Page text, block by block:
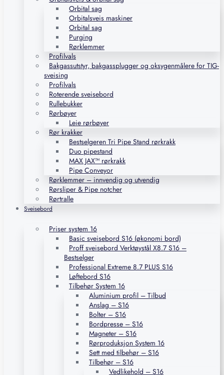
Orbital sag
Orbitalsveis maskiner
Orbital sag
Purging
Rørklemmer
Profilvals
Bakgassutstyr, bakgassplugger og oksygenmålere for TIG-
sveising
Profilvals
Roterende sveisebord
Rullebukker
Rørbøyer
Leie rørbøyer
Rør krakker
Bestselgeren Tri Pipe Stand rørkrakk
Duo pipestand
MAX JAX™ rørkrakk
Pipe Conveyor
Rørklemmer – innvendig og utvendig
Rørsliper & Pipe notcher
Rørtralle
Sveisebord
Priser system 16
Basic sveisebord S16 (økonomi bord)
Proff sveisebord Verktøystål X8.7 S16 –
Bestselger
Professional Extreme 8.7 PLUS S16
Løftebord S16
Tilbehør System 16
Aluminium profil – Tilbud
Anslag – S16
Bolter – S16
Bordpresse – S16
Magneter – S16
Rørproduksjon System 16
Sett med tilbehør – S16
Tilbehør – S16
Vedlikehold – S16